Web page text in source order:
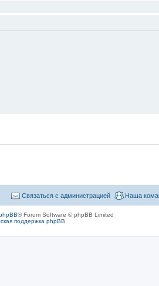
Наша
Связаться с администрацией
® Forum Software © phpBB Limited
поддержка phpBB